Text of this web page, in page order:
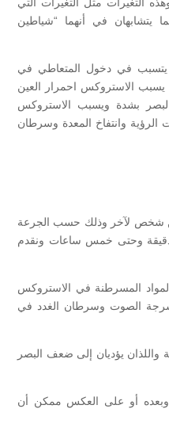
التغيرات مثل التغيرات التي
في أنهما “شياطين
في دخول المتعاطي في
يسبب الاستروكس احمرار العين
بشدة ويسبب الاستروكس
الرؤية وانتفاخ المعدة وسرطان
شخص لآخر وذلك حسب الجرعة
ويستمر تأثير المخدر من 30 دقيقة وحتى خمس ساعات ونقدم
المسرطنة في الاستروكس
الصوت وسرطان الغدد في
واللذان يؤديان إلى ضعف البصر
وبعده أو على العكس ممكن أن